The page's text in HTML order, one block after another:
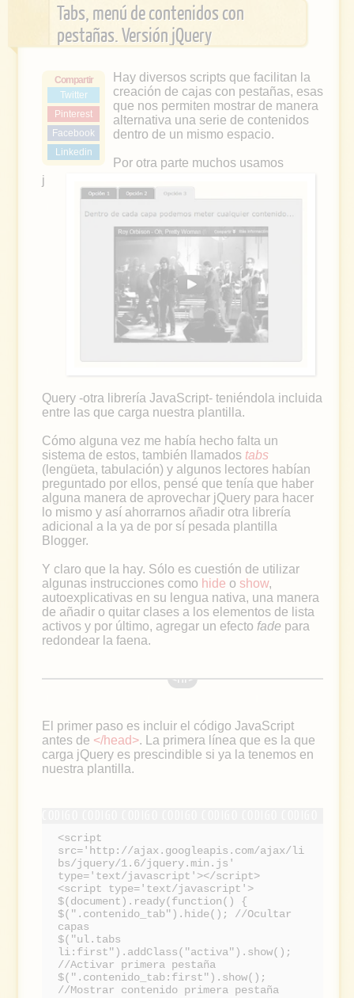
Tabs, menú de contenidos con
pestañas. Versión jQuery
Compartir
Twitter
Pinterest
Facebook
Linkedin
Hay diversos scripts que facilitan la
creación de cajas con pestañas, esas
que nos permiten mostrar de manera
alternativa una serie de contenidos
dentro de un mismo espacio.
Por otra parte muchos usamos
j
Query -otra librería JavaScript- teniéndola incluida
entre las que carga nuestra plantilla.
Cómo alguna vez me había hecho falta un
sistema de estos, también llamados tabs
(lengüeta, tabulación) y algunos lectores habían
preguntado por ellos, pensé que tenía que haber
alguna manera de aprovechar jQuery para hacer
lo mismo y así ahorrarnos añadir otra librería
adicional a la ya de por sí pesada plantilla
Blogger.
Y claro que la hay. Sólo es cuestión de utilizar
algunas instrucciones como hide o show,
autoexplicativas en su lengua nativa, una manera
de añadir o quitar clases a los elementos de lista
activos y por último, agregar un efecto fade para
redondear la faena.
El primer paso es incluir el código JavaScript
antes de </head>. La primera línea que es la que
carga jQuery es prescindible si ya la tenemos en
nuestra plantilla.
<script
src='http://ajax.googleapis.com/ajax/li
bs/jquery/1.6/jquery.min.js'
type='text/javascript'></script>
<script type='text/javascript'>
$(document).ready(function() {
$(".contenido_tab").hide(); //Ocultar
capas
$("ul.tabs
li:first").addClass("activa").show();
//Activar primera pestaña
$(".contenido_tab:first").show();
//Mostrar contenido primera pestaña